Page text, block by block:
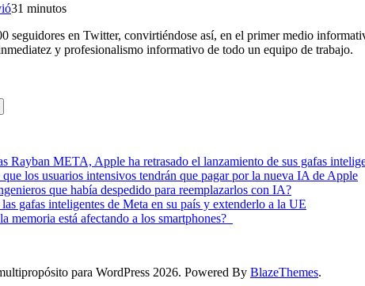
31 minutos
seguidores en Twitter, convirtiéndose así, en el primer medio
y profesionalismo informativo de todo un equipo de
Rayban META, Apple ha retrasado el lanzamiento de sus gafas
los usuarios intensivos tendrán que pagar por la nueva IA de Apple
que había despedido para reemplazarlos con IA?
gafas inteligentes de Meta en su país y extenderlo a la UE
memoria está afectando a los smartphones?
para WordPress 2026. Powered By BlazeThemes.